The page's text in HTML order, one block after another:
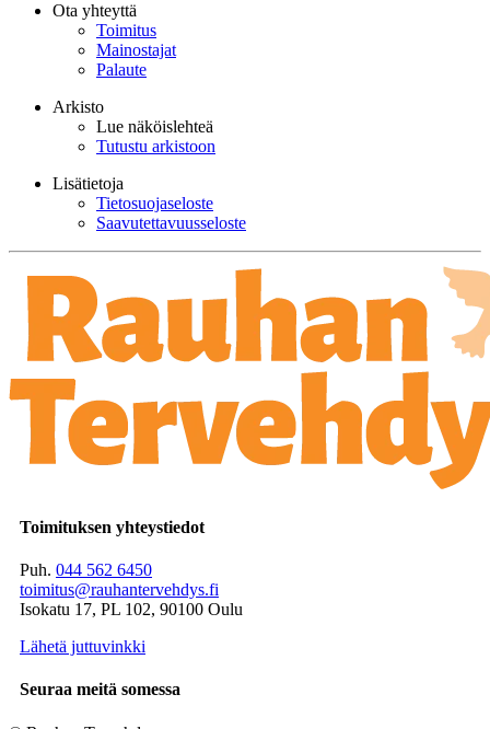
Ota yhteyttä
Toimitus
Mainostajat
Palaute
Arkisto
Lue näköislehteä
Tutustu arkistoon
Lisätietoja
Tietosuojaseloste
Saavutettavuusseloste
Toimituksen yhteystiedot
Puh. 044 562 6450
toimitus@rauhantervehdys.fi
Isokatu 17, PL 102, 90100 Oulu
Lähetä juttuvinkki
Seuraa meitä somessa